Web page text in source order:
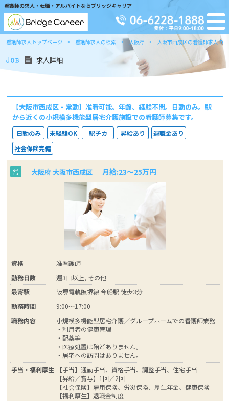
看護師の求人・転職・アルバイトならブリッジキャリア
看護師求人トップページ 看護師求人の検索 大阪府 大阪市西成区の看護師求人の
求人詳細
【大阪市西成区・常勤】准看可能。年齢、経験不問。日勤のみ。駅
から近くの小規模多機能型居宅介護施設での看護師募集です。
日勤のみ 未経験OK 駅チカ 昇給あり
退職金あり
社会保険完備
常 大阪府 大阪市西成区 月給:23～25万円
資格
准看護師
勤務日数
週3日以上, その他
最寄駅
阪堺電軌阪堺線 今船駅 徒歩3分
勤務時間
9:00～17:00
職務内容
小規模多機能型居宅介護／グループホームでの看護師業務
・利用者の健康管理
・配薬等
・医療処置は殆どありません。
・居宅への訪問はありません。
手当・福利厚生
【手当】通勤手当、資格手当、調整手当、住宅手当
【昇給／賞与】1回／2回
【社会保険】雇用保険、労災保険、厚生年金、健康保険
【福利厚生】退職金制度